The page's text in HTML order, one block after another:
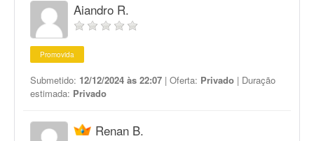
Aiandro R.
Promovida
Submetido: 12/12/2024 às 22:07 | Oferta: Privado | Duração
estimada: Privado
Renan B.